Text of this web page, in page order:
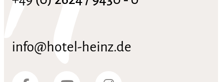
info@hotel-heinz.de